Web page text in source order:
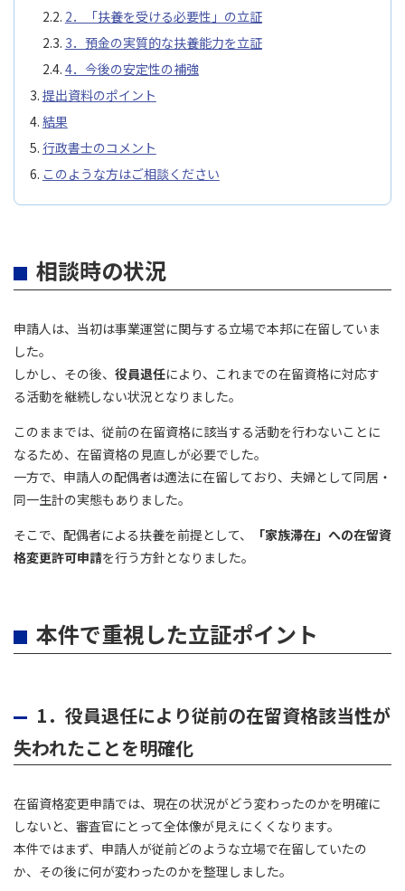
2．「扶養を受ける必要性」の立証
3．預金の実質的な扶養能力を立証
4．今後の安定性の補強
提出資料のポイント
結果
行政書士のコメント
このような方はご相談ください
相談時の状況
申請人は、当初は事業運営に関与する立場で本邦に在留していま
した。
しかし、その後、 役員退任により、これまでの在留資格に対応す
る活動を継続しない状況となりました。
このままでは、従前の在留資格に該当する活動を行わないことに
なるため、在留資格の見直しが必要でした。
一方で、申請人の配偶者は適法に在留しており、夫婦として同居・
同一生計の実態もありました。
そこで、配偶者による扶養を前提として、
「家族滞在」への在留資
格変更許可申請を行う方針となりました。
本件で重視した立証ポイント
1．役員退任により従前の在留資格該当性が
失われたことを明確化
在留資格変更申請では、現在の状況がどう変わったのかを明確に
しないと、審査官にとって全体像が見えにくくなります。
本件ではまず、申請人が従前どのような立場で在留していたの
か、その後に何が変わったのかを整理しました。